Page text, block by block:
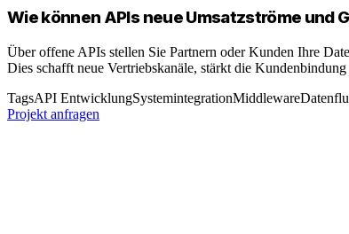
Wie können APIs neue Umsatzströme und
Über offene APIs stellen Sie Partnern oder Kunden Ihre
Dies schafft neue Vertriebskanäle, stärkt die
TagsAPI EntwicklungSystemintegrationMiddleware
Projekt anfragen